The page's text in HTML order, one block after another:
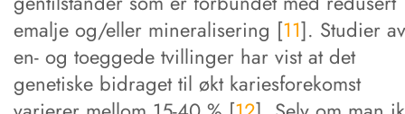
emalje og/eller mineralisering [11]. Studier av
en- og toeggede tvillinger har vist at det
genetiske bidraget til økt kariesforekomst